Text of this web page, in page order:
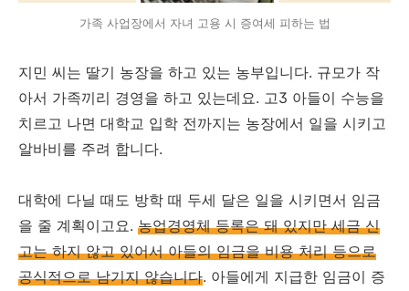
가족 사업장에서 자녀 고용 시 증여세 피하는 법
지민 씨는 딸기 농장을 하고 있는 농부입니다. 규모가 작
아서 가족끼리 경영을 하고 있는데요. 고3 아들이 수능을
치르고 나면 대학교 입학 전까지는 농장에서 일을 시키고
알바비를 주려 합니다.
대학에 다닐 때도 방학 때 두세 달은 일을 시키면서 임금
을 줄 계획이고요. 농업경영체 등록은 돼 있지만 세금 신
고는 하지 않고 있어서 아들의 임금을 비용 처리 등으로
공식적으로 남기지 않습니다. 아들에게 지급한 임금이 증